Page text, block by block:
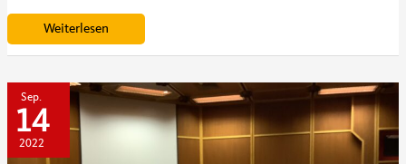
Infoveranstaltung
Thema
Weiterlesen
Sep.
14
2022